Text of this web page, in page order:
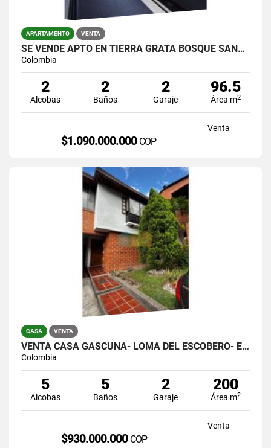
APARTAMENTO VENTA
SE VENDE APTO EN TIERRA GRATA BOSQUE SANTO VISTA A LA CIUDAD
Colombia
2
Alcobas
2
Baños
2
Garaje
96.5
Área m2
Venta
$1.090.000.000 COP
CASA VENTA
VENTA CASA GASCUÑA- LOMA DEL ESCOBERO- ENVIGADO
Colombia
5
Alcobas
5
Baños
2
Garaje
200
Área m2
Venta
$930.000.000 COP